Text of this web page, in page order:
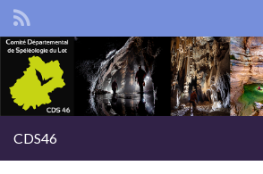
Search for:
CDS46